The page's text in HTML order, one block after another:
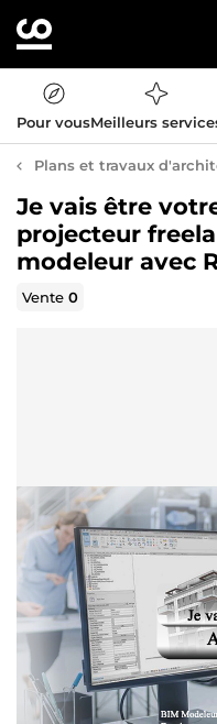
Pour vousMeilleurs
Plans et travaux
Je vais être
projecteur
modeleur avec
Vente0